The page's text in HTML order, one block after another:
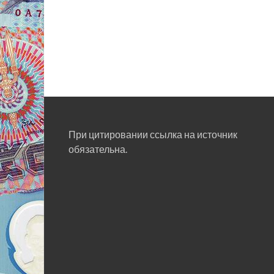
При цитировании ссылка на источник
обязательна.